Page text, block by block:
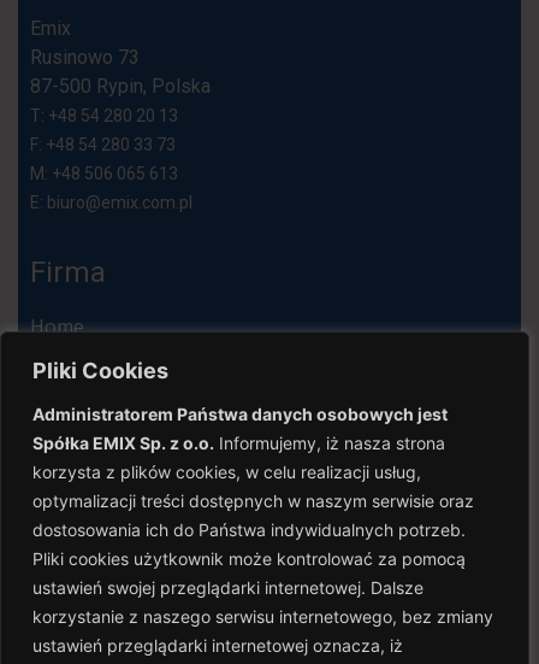
Pliki Cookies
Administratorem Państwa danych osobowych jest
Spółka EMIX Sp. z o.o. Informujemy, iż nasza strona
korzysta z plików cookies, w celu realizacji usług,
optymalizacji treści dostępnych w naszym serwisie oraz
dostosowania ich do Państwa indywidualnych potrzeb.
Pliki cookies użytkownik może kontrolować za pomocą
ustawień swojej przeglądarki internetowej. Dalsze
korzystanie z naszego serwisu internetowego, bez zmiany
ustawień przeglądarki internetowej oznacza, iż
Emix
Rusinowo 73
87-500 Rypin, Polska
T: +48 54 280 20 13
F: +48 54 280 33 73
M: +48 506 065 613
E: biuro@emix.com.pl
Firma
Home
Aktualności
Polityka prywatności
Regulamin
Produkty
Produkty detaliczne
Emix HoReCa
Emix Professional